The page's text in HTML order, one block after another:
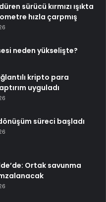
sürücü kırmızı ışıkta
hızla çarpmış
neden yükselişte?
kripto para
uyguladı
süreci başladı
Ortak savunma